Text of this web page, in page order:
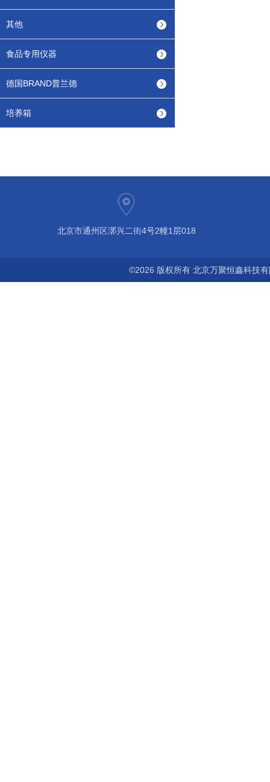
其他
食品专用仪器
德国BRAND普兰德
培养箱
北京市通州区漷兴二街4号2幢1层018
©2026 版权所有 北京万聚恒鑫科技